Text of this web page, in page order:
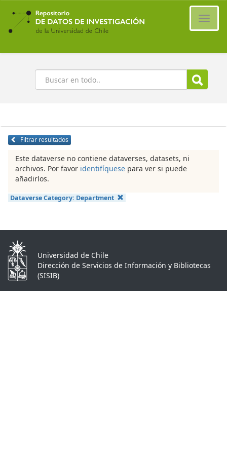
Ir
contenido
principal
Buscar
Filtrar resultados
Este dataverse no contiene dataverses, datasets, ni
archivos. Por favor identifíquese para ver si puede
añadirlos.
Dataverse Category: Department
Universidad de Chile
Dirección de Servicios de Información y Bibliotecas
(SISIB)